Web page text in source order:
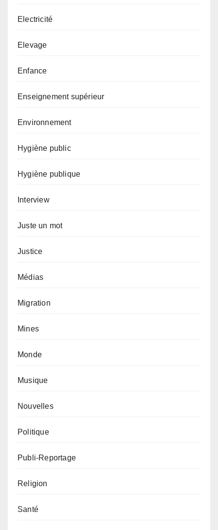
Electricité
Elevage
Enfance
Enseignement supérieur
Environnement
Hygiène public
Hygiène publique
Interview
Juste un mot
Justice
Médias
Migration
Mines
Monde
Musique
Nouvelles
Politique
Publi-Reportage
Religion
Santé